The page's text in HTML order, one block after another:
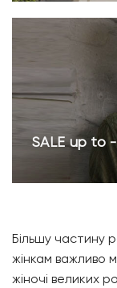
SALE up to
Більшу частину
жінкам важливо
жіночі великих